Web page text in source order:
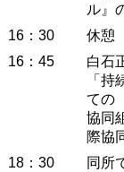
ル』
16：30
休憩
16：45
白石
「
ての
協同
際協
18：30
同所